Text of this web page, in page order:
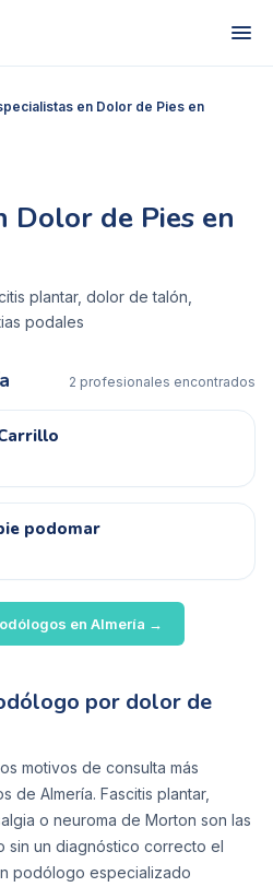
en Dolor de Pies en
Dolor de Pies en
plantar, dolor de talón,
podales
2 profesionales encontrados
podomar
en Almería →
por dolor de
motivos de consulta más
de Almería. Fascitis plantar,
o neuroma de Morton son las
sin un diagnóstico correcto el
podólogo especializado